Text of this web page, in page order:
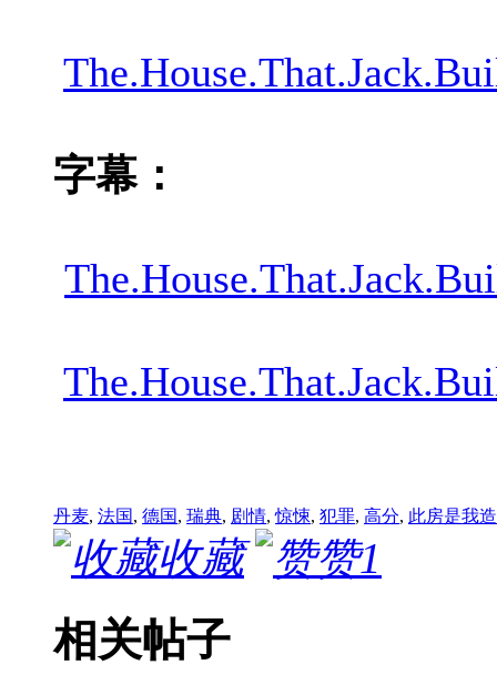
字幕：
丹麦, 法国, 德国, 瑞典, 剧情,惊悚, 犯罪, 高分, 此房是我造
收藏 赞1
相关帖子